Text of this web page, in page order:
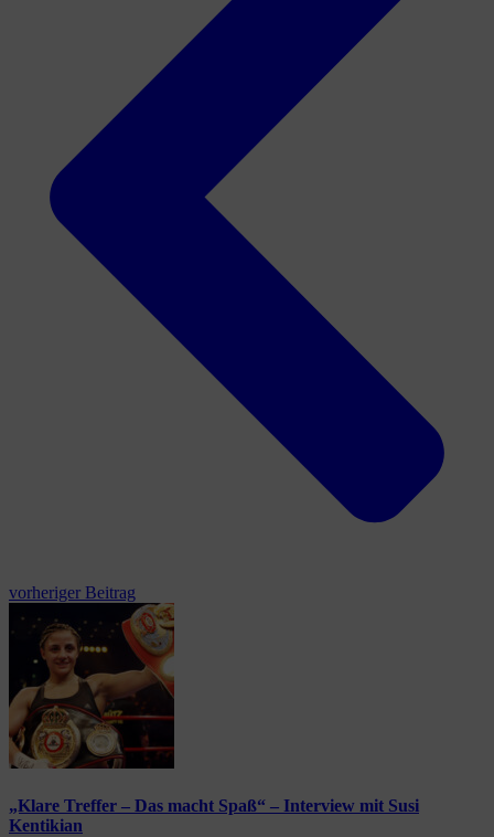
vorheriger Beitrag
„Klare Treffer – Das macht Spaß“ – Interview mit Susi
Kentikian